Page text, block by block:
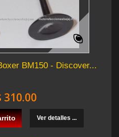
BM150 - Discover...
310.00
Ver detalles ...